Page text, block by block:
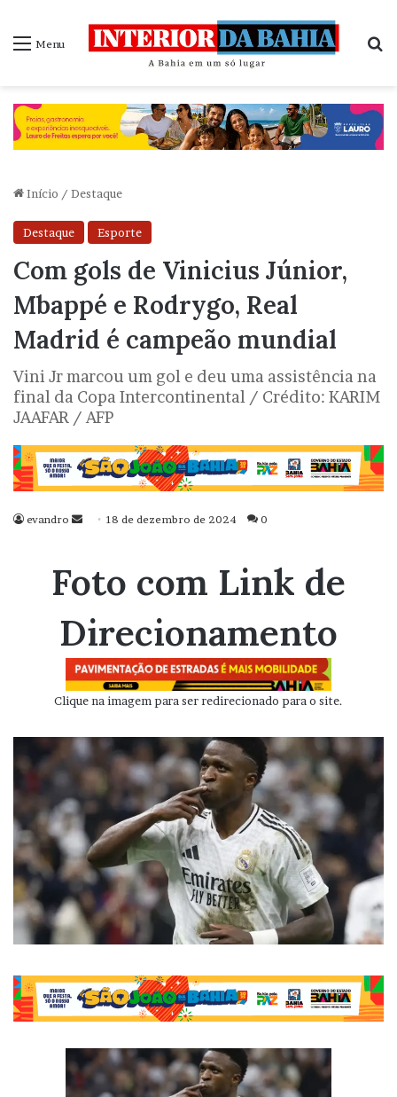
Menu
Início / Destaque
Destaque Esporte
Com gols de Vinicius Júnior,
Mbappé e Rodrygo, Real
Madrid é campeão mundial
Vini Jr marcou um gol e deu uma assistência na
final da Copa Intercontinental / Crédito: KARIM
JAAFAR / AFP
evandro
Mande
mail
18 de dezembro de 2024 0
Foto com Link de
Direcionamento
Clique na imagem para ser redirecionado para o site.